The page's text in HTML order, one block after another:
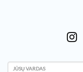
JŪSŲ VARDAS